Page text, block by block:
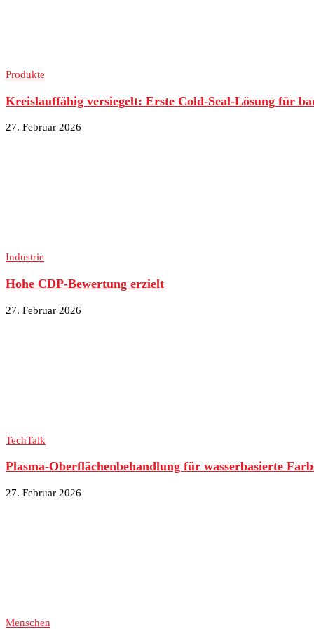
Produkte
Kreislauffähig versiegelt: Erste Cold-Seal-Lösung für
27. Februar 2026
Industrie
Hohe CDP-Bewertung erzielt
27. Februar 2026
TechTalk
Plasma-Oberflächenbehandlung für wasserbasierte
27. Februar 2026
Menschen